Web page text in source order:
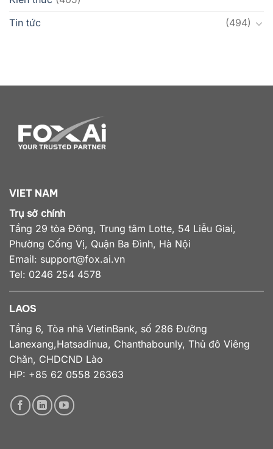
Tin tức
(494)
VIET NAM
Trụ sở chính
Tầng 29 tòa Đông, Trung tâm Lotte, 54 Liễu Giai,
Phường Cống Vị, Quận Ba Đình, Hà Nội
Email: support@fox.ai.vn
Tel: 0246 254 4578
LAOS
Tầng 6, Tòa nhà VietinBank, số 286 Đường
Lanexang,Hatsadinua, Chanthabounly, Thủ đô Viêng
Chăn, CHDCND Lào
HP: +85 62 0558 26363